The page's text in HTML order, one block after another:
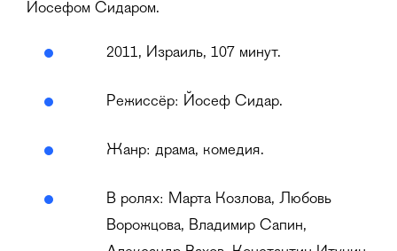
Йосефом Сидаром.
2011, Израиль, 107 минут.
Режиссёр: Йосеф Сидар.
Жанр: драма, комедия.
В ролях: Марта Козлова, Любовь
Ворожцова, Владимир Сапин,